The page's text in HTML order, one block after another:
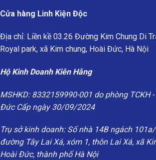
Cửa hàng Linh Kiện Độc
Địa chỉ: Liền kề 03.26 Đường Kim Chung Di
Royal park, xã Kim chung, Hoài Đức, Hà Nội
Hộ Kinh Doanh Kiên Hằng
MSHKD: 8332159990-001 do phòng TCKH
Đức Cấp ngày 30/09/2024
Trụ sở kinh doanh: Số nhà 14B ngách
đường Tây Lai Xá, xóm 1, thôn Lai Xá, xã
Hoài Đức, thành phố Hà Nội